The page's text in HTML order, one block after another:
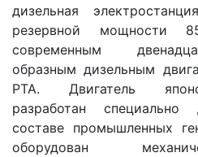
дизельная
резервной мощности
современным
образным дизельным
PTA. Двигатель
разработан
составе промышленных
оборудован